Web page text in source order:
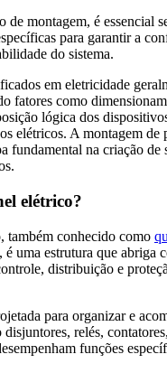
de montagem, é essencial
para garantir a
do sistema.
em eletricidade
fatores como
lógica dos
elétricos. A montagem de
fundamental na criação de
elétrico?
também conhecido como
, é uma estrutura que abriga
distribuição e
para organizar e
relés,
funções